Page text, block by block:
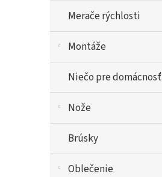
Merače rýchlosti
Montáže
Niečo pre domácnosť
Nože
Brúsky
Oblečenie